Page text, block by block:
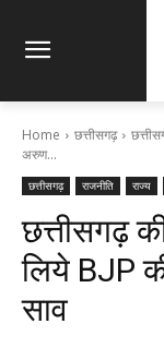
Home छत्तीसगढ़
अरुण...
छत्तीसगढ़ राजनीति राज्य
छत्तीसगढ़
लिये BJP
साव